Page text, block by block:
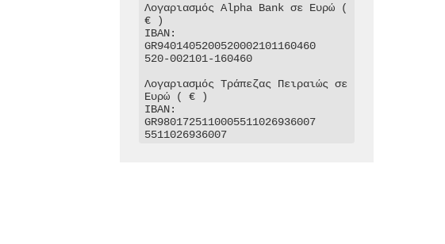
Λογαριασμός Alpha Bank σε Ευρώ (
€ )
IBAN:
GR9401405200520002101160460
520-002101-160460
Λογαριασμός Τράπεζας Πειραιώς σε
Ευρώ ( € )
IBAN:
GR9801725110005511026936007
5511026936007